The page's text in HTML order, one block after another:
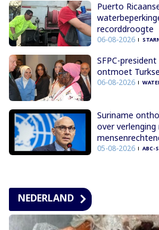
Puerto
recorddroogte
06-08-2026
SFPC-
ontmoet
06-08-2026
Suriname
over
05-08-2026 ABC-
NEDERLAND